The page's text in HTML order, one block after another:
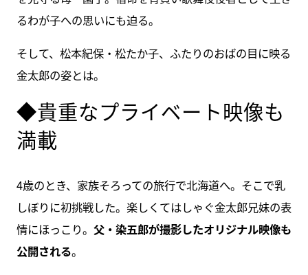
るわが子への思いにも迫る。
そして、松本紀保・松たか子、ふたりのおばの目に映る
金太郎の姿とは。
◆貴重なプライベート映像も
満載
4歳のとき、家族そろっての旅行で北海道へ。そこで乳
しぼりに初挑戦した。楽しくてはしゃぐ金太郎兄妹の表
情にほっこり。 父・染五郎が撮影したオリジナル映像も
公開される。